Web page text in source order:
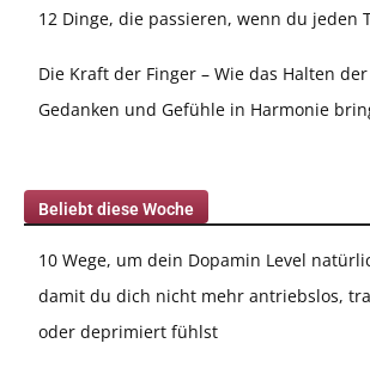
12 Dinge, die passieren, wenn du jeden
Die Kraft der Finger – Wie das Halten
Gedanken und Gefühle in Harmonie
Beliebt diese Woche
10 Wege, um dein Dopamin Level
damit du dich nicht mehr antriebslos,
oder deprimiert fühlst